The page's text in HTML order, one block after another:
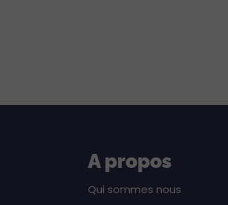
A propos
Qui sommes nous